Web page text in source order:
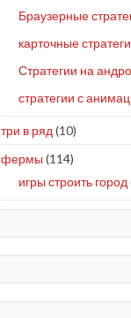
Браузерные
карточные
Стратегии на
стратегии с
три в ряд (10)
фермы (114)
игры строить город